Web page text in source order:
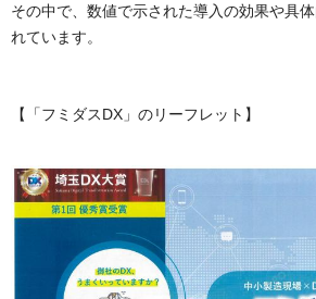
その中で、数値で示された導入の効果や具
れています。
【「フミダスDX」のリーフレット】